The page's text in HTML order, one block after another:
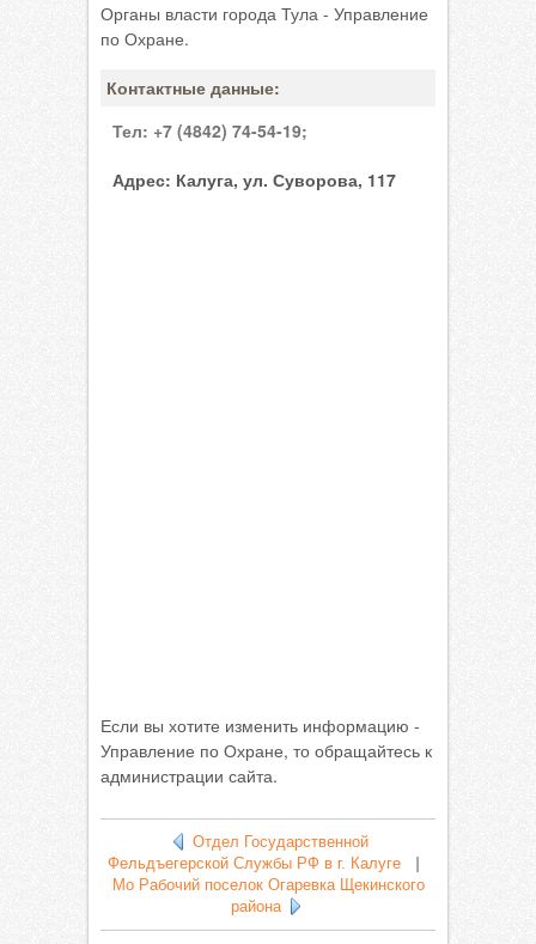
Органы власти города Тула - Управление
по Охране.
Контактные данные:
Тел: +7 (4842) 74-54-19;
Адрес: Калуга, ул. Суворова, 117
Если вы хотите изменить информацию -
Управление по Охране, то обращайтесь к
администрации сайта.
Отдел Государственной
Фельдъегерской Службы РФ в г. Калуге|
Mo Рабочий поселок Огаревка Щекинского
района